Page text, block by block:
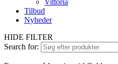
Vittoria
Tilbud
Nyheder
HIDE FILTER
Search for: